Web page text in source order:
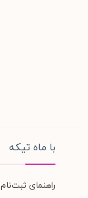
با ماه تیکه
راهنمای ثبت‌نام